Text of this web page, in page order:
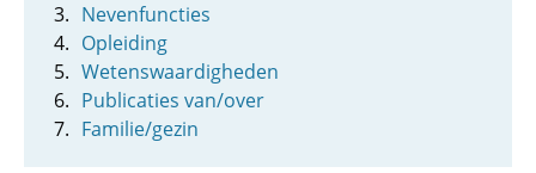
Nevenfuncties
Opleiding
Wetenswaardigheden
Publicaties van/over
Familie/gezin